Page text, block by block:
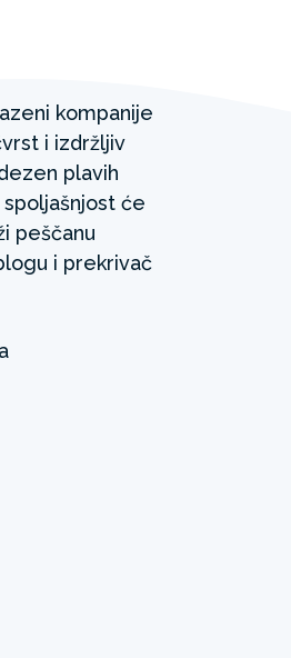
kompanije
i izdržljiv
plavih
će
peščanu
i prekrivač